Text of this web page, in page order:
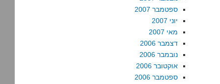
ספטמבר 2007
יוני 2007
מאי 2007
דצמבר 2006
נובמבר 2006
אוקטובר 2006
ספטמבר 2006